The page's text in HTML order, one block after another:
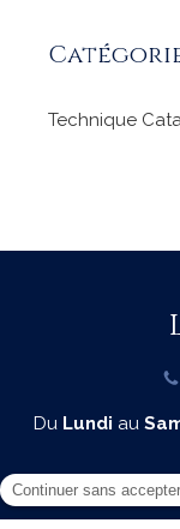
Technique
Du Lundi au